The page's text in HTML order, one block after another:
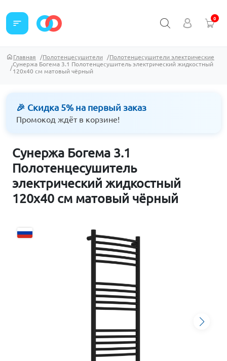
sort 0
Главная Полотенцесушители
Полотенцесушители электрические
Сунержа Богема 3.1 Полотенцесушитель электрический жидкостный
120х40 см матовый чёрный
🎉 Скидка 5% на первый заказ
Промокод ждёт в корзине!
Сунержа Богема 3.1
Полотенцесушитель
электрический жидкостный
120х40 см матовый чёрный